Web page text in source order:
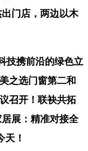
门店，两边以木
携前沿的绿色立
之选门窗第二和
召开！联袂共拓
居展：精准对接全
天！